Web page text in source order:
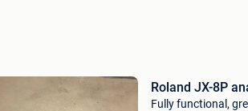
Roland JX-8P
Fully functional,